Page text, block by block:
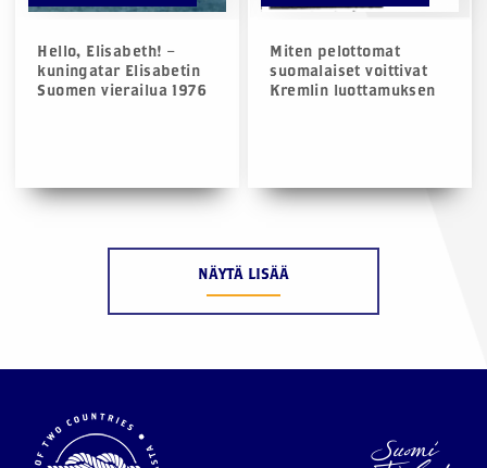
Hello, Elisabeth! –
kuningatar Elisabetin
Suomen vierailua 1976
Miten pelottomat
suomalaiset voittivat
Kremlin luottamuksen
NÄYTÄ LISÄÄ